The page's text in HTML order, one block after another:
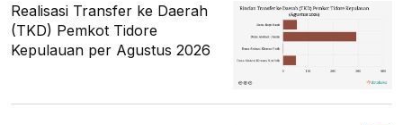
Realisasi Transfer ke Daerah
(TKD) Pemkot Tidore
Kepulauan per Agustus 2026